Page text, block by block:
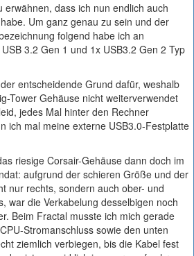
erwähnen, dass ich nun endlich auch
Um ganz genau zu sein und der
folgend habe ich an
3.2 Gen 1 und 1x USB3.2 Gen 2 Typ
entscheidende Grund dafür, weshalb
Tower Gehäuse nicht weiterverwendet
jedes Mal hinter den Rechner
ich mal meine externe USB3.0-Festplatte
riesige Corsair-Gehäuse dann doch im
aufgrund der schieren Größe und der
nur rechts, sondern auch ober- und
war die Verkabelung desselbigen noch
Beim Fractal musste ich mich gerade
Stromanschluss sowie den unten
ziemlich verbiegen, bis die Kabel fest